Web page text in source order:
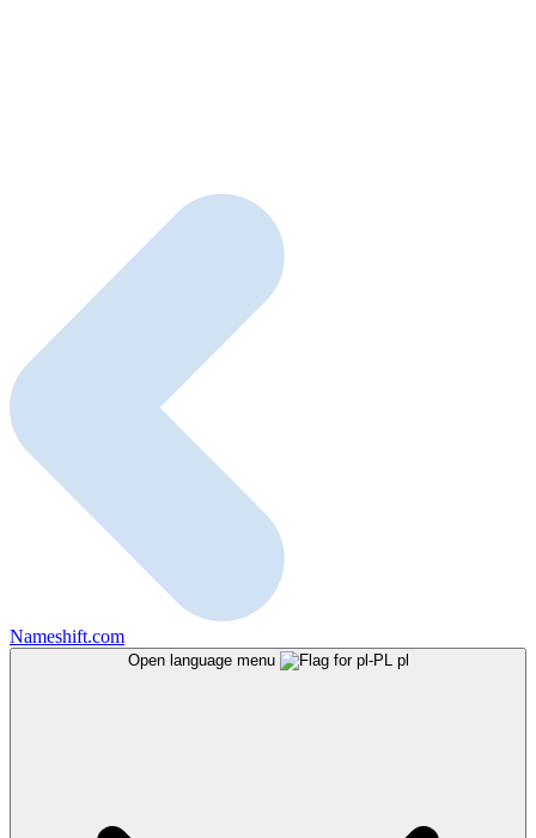
Nameshift.com
Open language menu pl